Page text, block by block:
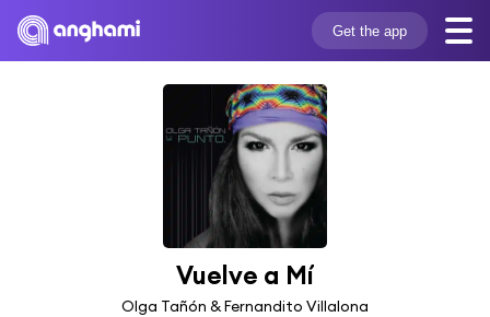
Get the app
Vuelve a Mí
Olga Tañón & Fernandito Villalona